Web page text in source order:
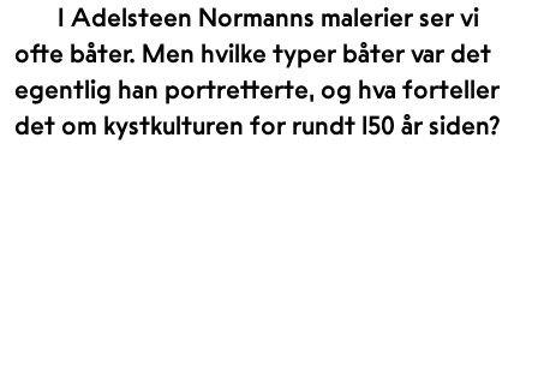
I Adelsteen Normanns malerier ser vi
ofte båter. Men hvilke typer båter var det
egentlig han portretterte, og hva forteller
det om kystkulturen for rundt 150 år siden?